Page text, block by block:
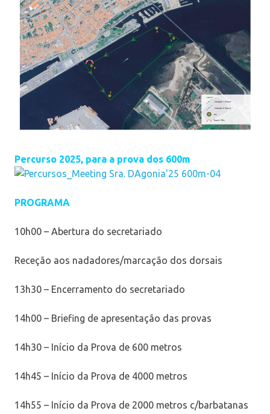
Percurso 2025, para a prova dos 600m
PROGRAMA
10h00 – Abertura do secretariado
Receção aos nadadores/marcação dos dorsais
13h30 – Encerramento do secretariado
14h00 – Briefing de apresentação das provas
14h30 – Início da Prova de 600 metros
14h45 – Início da Prova de 4000 metros
14h55 – Início da Prova de 2000 metros c/barbatanas